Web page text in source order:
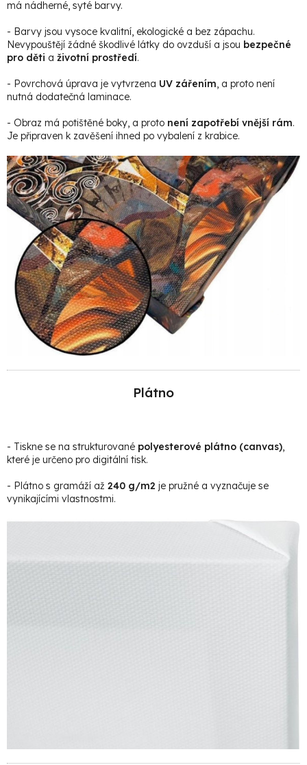
má nádherné, syté barvy.
- Barvy jsou vysoce kvalitní, ekologické a bez zápachu.
Nevypouštějí žádné škodlivé látky do ovzduší a jsou bezpečné
pro děti a životní prostředí.
- Povrchová úprava je vytvrzena UV zářením, a proto není
nutná dodatečná laminace.
- Obraz má potištěné boky, a proto není zapotřebí vnější rám.
Je připraven k zavěšení ihned po vybalení z krabice.
Plátno
- Tiskne se na strukturované polyesterové plátno (canvas),
které je určeno pro digitální tisk.
- Plátno s gramáží až 240 g/m2 je pružné a vyznačuje se
vynikajícími vlastnostmi.